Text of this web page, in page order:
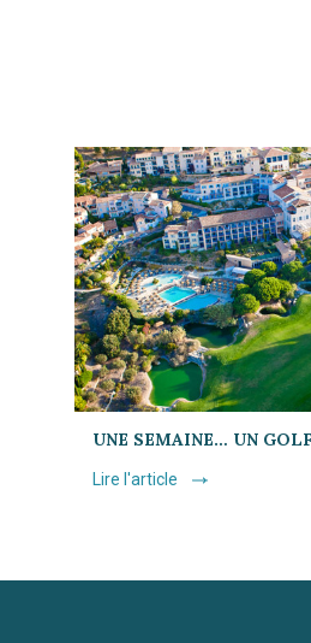
UNE SEMAINE… UN
Lire l'article